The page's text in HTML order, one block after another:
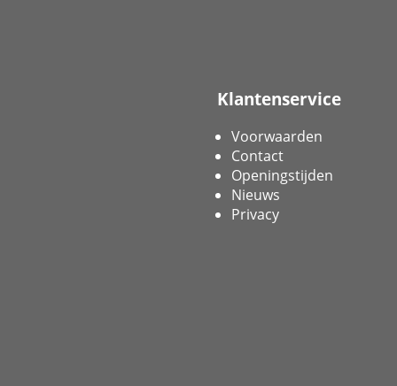
Klantenservice
Voorwaarden
Contact
Openingstijden
Nieuws
Privacy